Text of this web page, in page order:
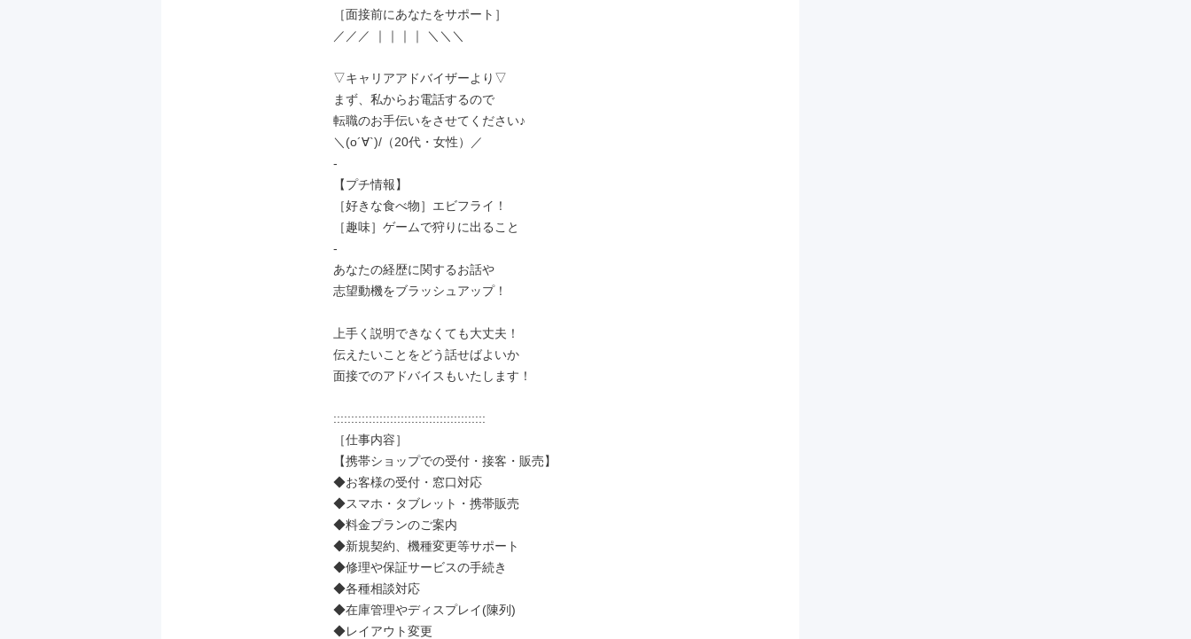
［面接前にあなたをサポート］
／／／ ｜｜｜｜ ＼＼＼
▽キャリアアドバイザーより▽
まず、私からお電話するので
転職のお手伝いをさせてください♪
＼(o´∀`)/（20代・女性）／
-
【プチ情報】
［好きな食べ物］エビフライ！
［趣味］ゲームで狩りに出ること
-
あなたの経歴に関するお話や
志望動機をブラッシュアップ！
上手く説明できなくても大丈夫！
伝えたいことをどう話せばよいか
面接でのアドバイスもいたします！
:::::::::::::::::::::::::::::::::::::::::::
［仕事内容］
【携帯ショップでの受付・接客・販売】
◆お客様の受付・窓口対応
◆スマホ・タブレット・携帯販売
◆料金プランのご案内
◆新規契約、機種変更等サポート
◆修理や保証サービスの手続き
◆各種相談対応
◆在庫管理やディスプレイ(陳列)
◆レイアウト変更